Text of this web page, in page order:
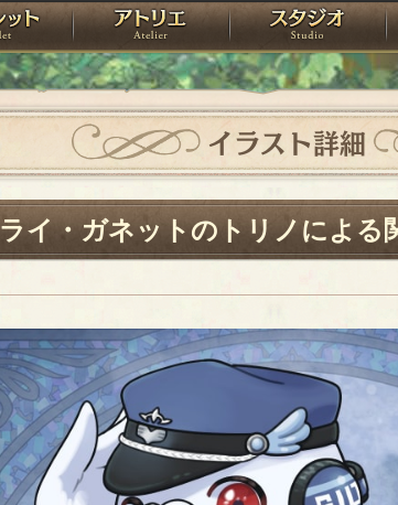
ローレット アトリエ
イラスト詳細
ライ・ガネットのトリノによる